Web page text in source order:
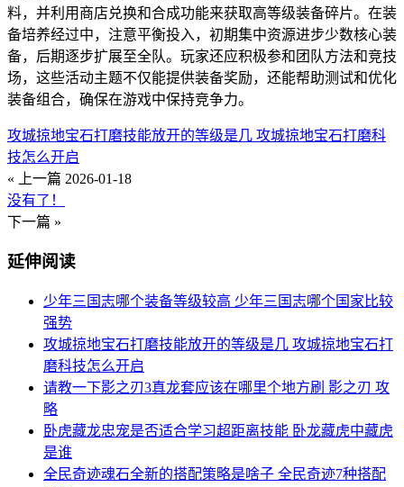
料，并利用商店兑换和合成功能来获取高等级装备碎片。在装
备培养经过中，注意平衡投入，初期集中资源进步少数核心装
备，后期逐步扩展至全队。玩家还应积极参和团队方法和竞技
场，这些活动主题不仅能提供装备奖励，还能帮助测试和优化
装备组合，确保在游戏中保持竞争力。
攻城掠地宝石打磨技能放开的等级是几 攻城掠地宝石打磨科
技怎么开启
« 上一篇 2026-01-18
没有了！
下一篇 »
延伸阅读
少年三国志哪个装备等级较高 少年三国志哪个国家比较
强势
攻城掠地宝石打磨技能放开的等级是几 攻城掠地宝石打
磨科技怎么开启
请教一下影之刃3真龙套应该在哪里个地方刷 影之刃 攻
略
卧虎藏龙忠宠是否适合学习超距离技能 卧龙藏虎中藏虎
是谁
全民奇迹魂石全新的搭配策略是啥子 全民奇迹7种搭配